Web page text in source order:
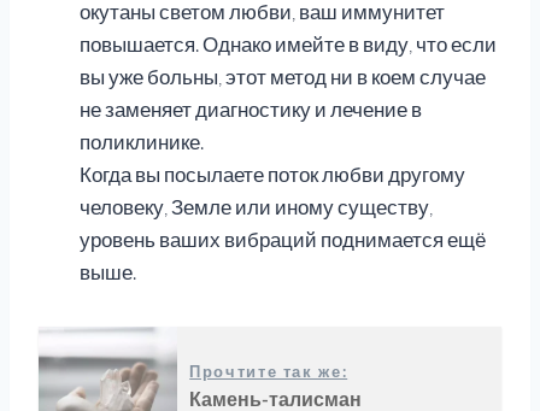
окутаны светом любви, ваш иммунитет
повышается. Однако имейте в виду, что если
вы уже больны, этот метод ни в коем случае
не заменяет диагностику и лечение в
поликлинике.
Когда вы посылаете поток любви другому
человеку, Земле или иному существу,
уровень ваших вибраций поднимается ещё
выше.
Прочтите так же:
Камень-талисман